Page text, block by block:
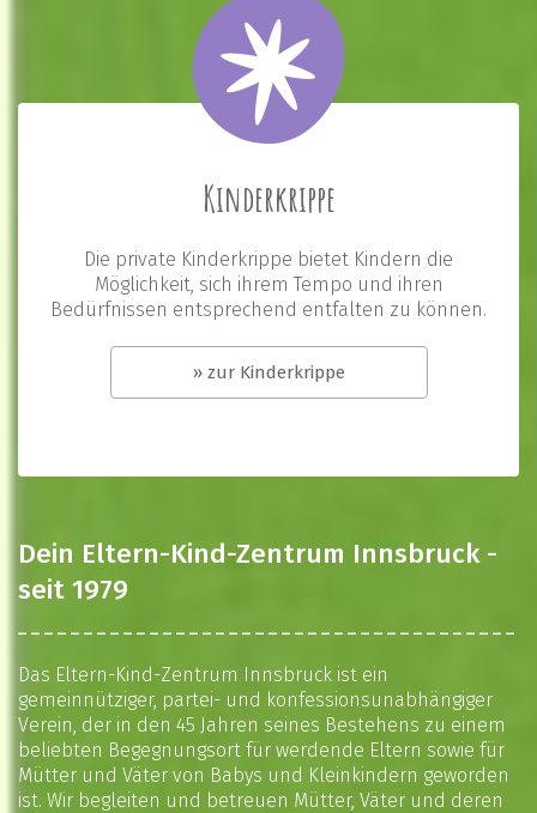
Kinderkrippe
Die private Kinderkrippe bietet Kindern die
Möglichkeit, sich ihrem Tempo und ihren
Bedürfnissen entsprechend entfalten zu können.
» zur Kinderkrippe
Dein Eltern-Kind-Zentrum Innsbruck -
seit 1979
Das Eltern-Kind-Zentrum Innsbruck ist ein
gemeinnütziger, partei- und konfessionsunabhängiger
Verein, der in den 45 Jahren seines Bestehens zu einem
beliebten Begegnungsort für werdende Eltern sowie für
Mütter und Väter von Babys und Kleinkindern geworden
ist. Wir begleiten und betreuen Mütter, Väter und deren